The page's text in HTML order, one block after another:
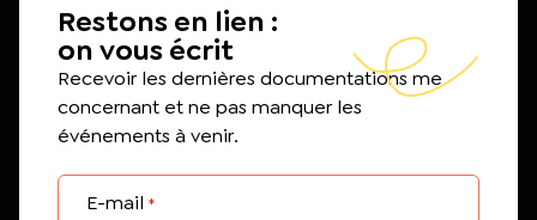
Restons en lien :
on vous écrit
Recevoir les dernières documentations me
concernant et ne pas manquer les
événements à venir.
E-mail *